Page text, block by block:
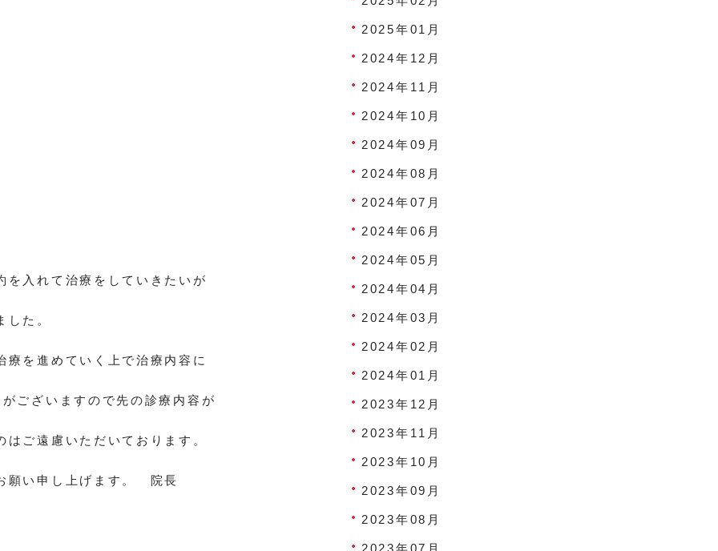
を入れて治療をしていきたいが
た。
を進めていく上で治療内容に
ございますので先の診療内容が
ご遠慮いただいております。
願い申し上げます。 院長
2025年01月
2024年12月
2024年11月
2024年10月
2024年09月
2024年08月
2024年07月
2024年06月
2024年05月
2024年04月
2024年03月
2024年02月
2024年01月
2023年12月
2023年11月
2023年10月
2023年09月
2023年08月
2023年07月